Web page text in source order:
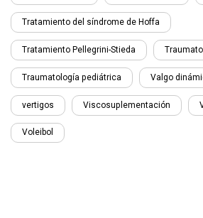
Tratamiento del síndrome de Hoffa
Tratamiento Pellegrini-Stieda
Traumatología pediátrica Valgo
vertigos Viscosuplementación
Voleibol